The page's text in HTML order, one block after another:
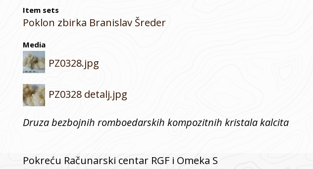
Item sets
Poklon zbirka Branislav Šreder
Media
PZ0328.jpg
PZ0328 detalj.jpg
Druza bezbojnih romboedarskih kompozitnih kristala kalcita
Pokreću Računarski centar RGF i Omeka S